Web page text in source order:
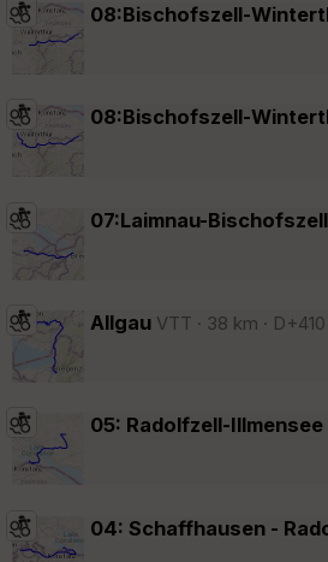
08:Bischofszell-
08:Bischofszell-
07:Laimnau-Bischofszell
Allgau VTT · 38 km ·
05: Radolfzell-Illmensee
04: Schaffhausen -